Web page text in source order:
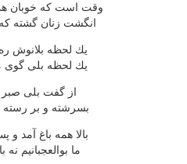
وقت است كه خوبان
انگشت زنان گشته كه
یك لحظه بلانوش
یك لحظه بلی گوی
از گفت بلی صبر
بسرشته و بر رسته
بالا همه باغ آمد
ما بوالعجبانیم نه